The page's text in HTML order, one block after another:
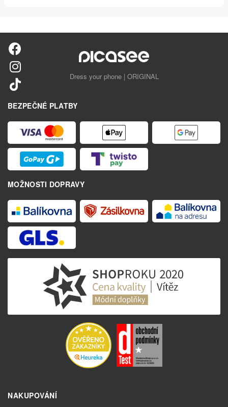
Dress your phone | ORIGINAL
BEZPEČNÉ PLATBY
MOŽNOSTI DOPRAVY
NAKUPOVÁNÍ